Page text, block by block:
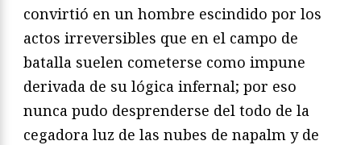
convirtió en un hombre escindido por los
actos irreversibles que en el campo de
batalla suelen cometerse como impune
derivada de su lógica infernal; por eso
nunca pudo desprenderse del todo de la
cegadora luz de las nubes de napalm y de